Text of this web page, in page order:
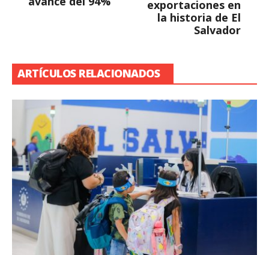
exportaciones en
la historia de El
Salvador
ARTÍCULOS RELACIONADOS